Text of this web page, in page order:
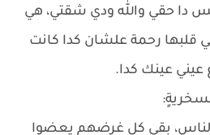
دا حقي والله ودي شقتي، هي
رحمة علشان كدا كانت
عيني عينك كدا.
الناس، بقى كل غرضهم يعضوا